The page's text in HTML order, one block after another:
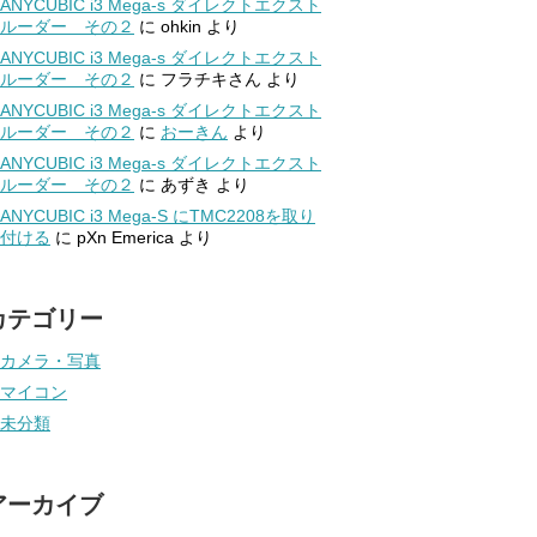
ANYCUBIC i3 Mega-s ダイレクトエクスト
ルーダー その２ に ohkin より
ANYCUBIC i3 Mega-s ダイレクトエクスト
ルーダー その２ に フラチキさん より
ANYCUBIC i3 Mega-s ダイレクトエクスト
ルーダー その２ に おーきん より
ANYCUBIC i3 Mega-s ダイレクトエクスト
ルーダー その２ に あずき より
ANYCUBIC i3 Mega-S にTMC2208を取り
付ける に pXn Emerica より
テゴリー
カメラ・写真
マイコン
未分類
ーカイブ